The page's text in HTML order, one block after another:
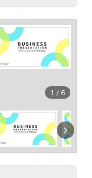
1 / 6